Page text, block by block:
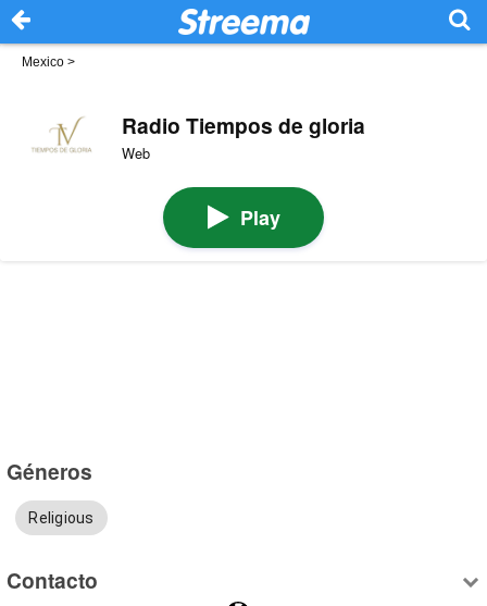
Mexico >
Radio Tiempos de gloria
Web
Play
Géneros
Religious
Contacto